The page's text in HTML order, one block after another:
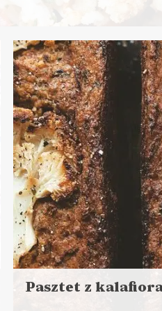
PRZYSTAWKI
Pasztet z